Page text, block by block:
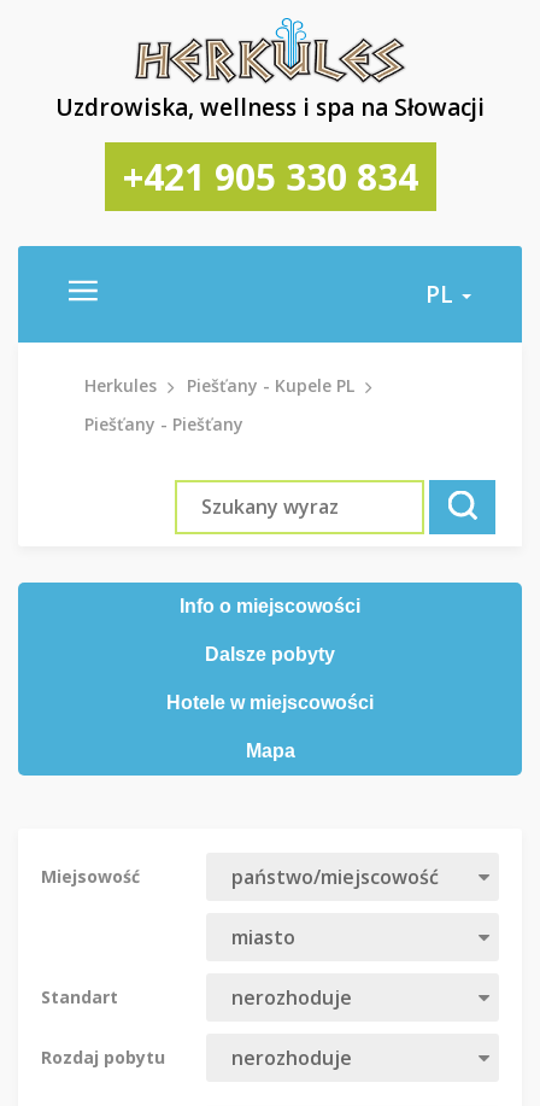
Uzdrowiska, wellness i spa na Słowacji
+421 905 330 834
PL
Herkules
Piešťany - Kupele PL
Piešťany - Piešťany
Info o miejscowości
Dalsze pobyty
Hotele w miejscowości
Mapa
Miejsowość
Standart
Rozdaj pobytu